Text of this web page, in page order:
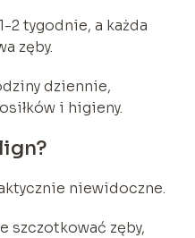
2 tygodnie, a każda
zęby.
dziennie,
i higieny.
niewidoczne.
szczotkować zęby,